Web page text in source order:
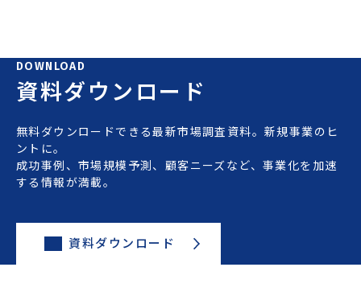
DOWNLOAD
資料ダウンロード
無料ダウンロードできる最新市場調査資料。新規事業のヒ
ントに。
成功事例、市場規模予測、顧客ニーズなど、事業化を加速
する情報が満載。
資料ダウンロード